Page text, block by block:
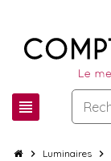
view_headline
chevron_right Luminaires chevron_right